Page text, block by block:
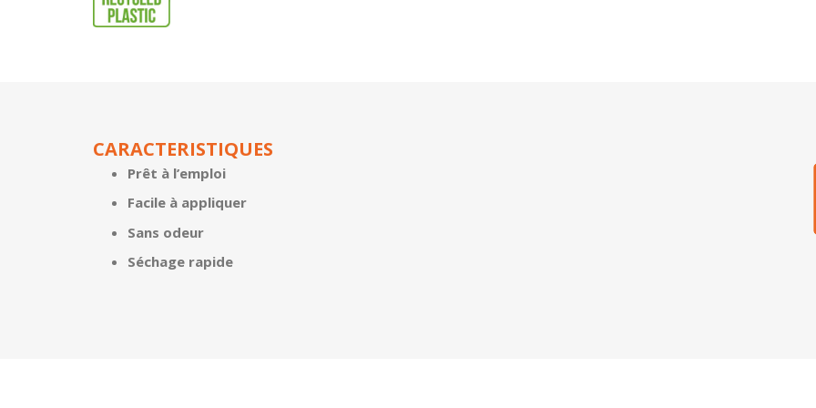
CARACTERISTIQUES
Prêt à l’emploi
Facile à appliquer
Sans odeur
Séchage rapide